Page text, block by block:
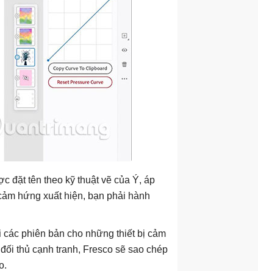
đặt tên theo kỹ thuật vẽ của Ý, áp
hứng xuất hiện, bạn phải hành
phiên bản cho những thiết bị cảm
thủ cạnh tranh, Fresco sẽ sao chép